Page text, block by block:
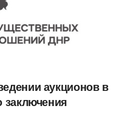
аукционов в
заключения